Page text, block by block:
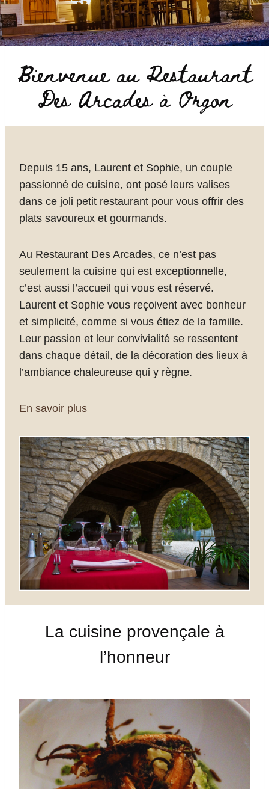
Bienvenue au Restaurant
Des Arcades à Orgon
Depuis 15 ans, Laurent et Sophie, un couple
passionné de cuisine, ont posé leurs valises
dans ce joli petit restaurant pour vous offrir des
plats savoureux et gourmands.
Au Restaurant Des Arcades, ce n’est pas
seulement la cuisine qui est exceptionnelle,
c’est aussi l’accueil qui vous est réservé.
Laurent et Sophie vous reçoivent avec bonheur
et simplicité, comme si vous étiez de la famille.
Leur passion et leur convivialité se ressentent
dans chaque détail, de la décoration des lieux à
l’ambiance chaleureuse qui y règne.
En savoir plus
La cuisine provençale à
l’honneur